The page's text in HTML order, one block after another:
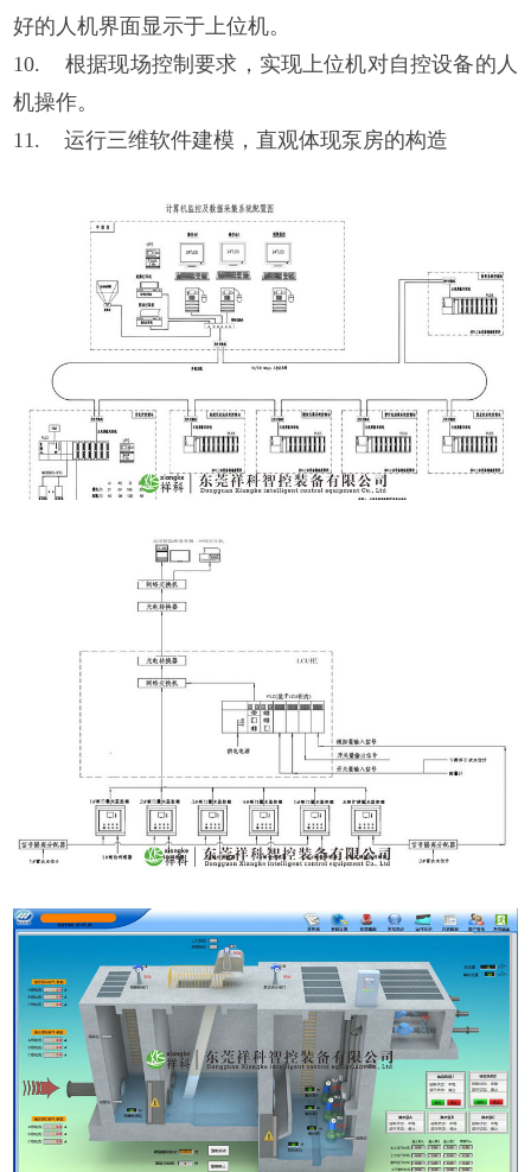
好的人机界面显示于上位机。
10. 根据现场控制要求，实现上位机对自控设备的人
机操作。
11. 运行三维软件建模，直观体现泵房的构造